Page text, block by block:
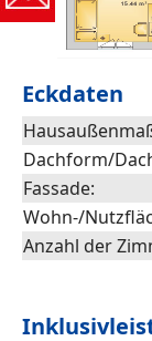
Eckdaten
Dachform/
Fassade:
Wohn-/
Anzahl der